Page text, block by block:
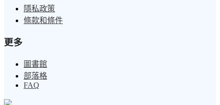
隱私政策
條款和條件
更多
圖書館
部落格
FAQ